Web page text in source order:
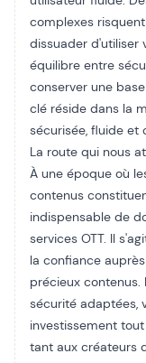
complexes
dissuader d'utiliser
équilibre entre
conserver une
clé réside dans la
sécurisée, fluide et
La route qui nous
À une époque où
contenus
indispensable de
services OTT. Il
la confiance
précieux
sécurité adaptées,
investissement
tant aux créateurs